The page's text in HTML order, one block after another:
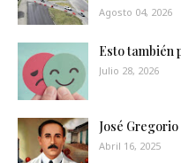
Agosto 04, 2026
Esto también
Julio 28, 2026
José
Abril 16, 2025